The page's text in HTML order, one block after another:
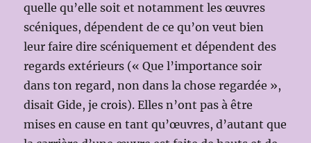
quelle qu’elle soit et notamment les œuvres
scéniques, dépendent de ce qu’on veut bien
leur faire dire scéniquement et dépendent des
regards extérieurs (« Que l’importance soir
dans ton regard, non dans la chose regardée »,
disait Gide, je crois). Elles n’ont pas à être
mises en cause en tant qu’œuvres, d’autant que